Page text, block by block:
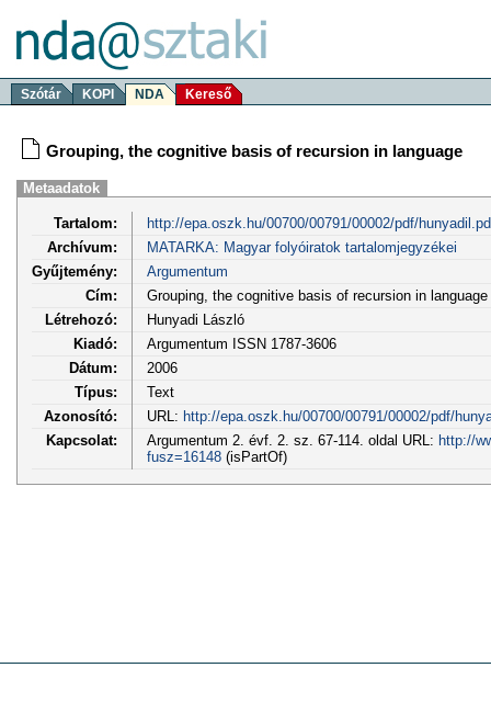
Szótár KOPI NDA Kereső
Grouping, the cognitive basis of recursion in language
Metaadatok
Tartalom:
http://epa.oszk.hu/00700/00791/00002/pdf/
Archívum:
MATARKA: Magyar folyóiratok tartalomjegyzékei
Gyűjtemény:
Argumentum
Cím:
Grouping, the cognitive basis of recursion in language
Létrehozó:
Hunyadi László
Kiadó:
Argumentum ISSN 1787-3606
Dátum:
2006
Típus:
Text
Azonosító:
URL: http://epa.oszk.hu/00700/00791/00002/pdf/
Kapcsolat:
Argumentum 2. évf. 2. sz. 67-114. oldal URL: http://
fusz=16148(isPartOf)